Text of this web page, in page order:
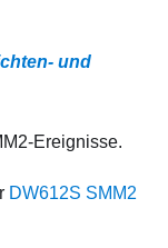
und
Ereignisse.
DW612S SMM2